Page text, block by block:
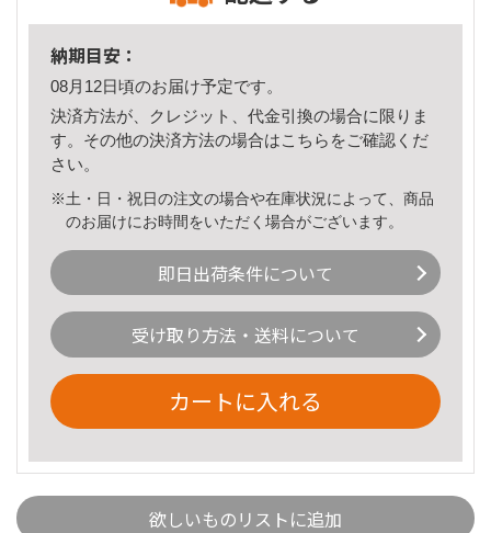
納期目安：
08月12日頃のお届け予定です。
決済方法が、クレジット、代金引換の場合に限りま
す。その他の決済方法の場合はこちら をご確認くだ
さい。
※土・日・祝日の注文の場合や在庫状況によって、商品
のお届けにお時間をいただく場合がございます。
即日出荷条件について
受け取り方法・送料について
カートに入れる
欲しいものリストに追加